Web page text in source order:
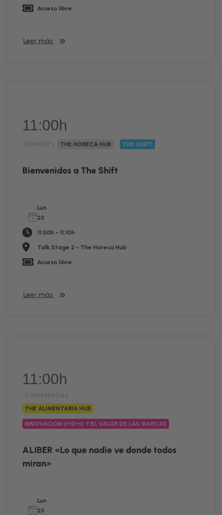
Acceso libre
Leer más
11:00h
KEYNOTE | THE HORECA HUB THE SHIFT
Bienvenidos a The Shift
Lun
23
11:00h - 11:10h
Talk Stage 2 - The Horeca Hub
Acceso libre
Leer más
11:00h
CONFERENCIA |
THE ALIMENTARIA HUB
INNOVACIÓN (I+D+I) Y EL VALOR DE LAS MARCAS
ALIBER «Lo que nadie ve donde todos
miran»
Lun
23